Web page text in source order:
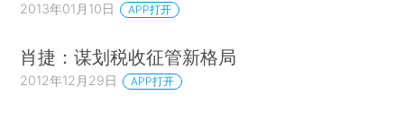
2013年01月10日 APP打开
肖捷：谋划税收征管新格局
2012年12月29日 APP打开